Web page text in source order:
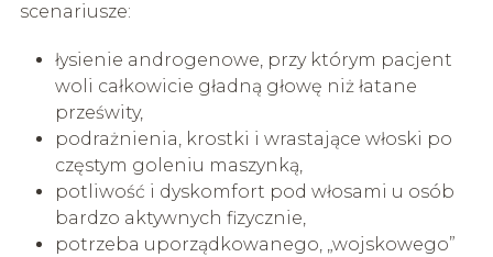
scenariusze:
łysienie androgenowe, przy którym pacjent
woli całkowicie gładną głowę niż łatane
prześwity,
podrażnienia, krostki i wrastające włoski po
częstym goleniu maszynką,
potliwość i dyskomfort pod włosami u osób
bardzo aktywnych fizycznie,
potrzeba uporządkowanego, „wojskowego”